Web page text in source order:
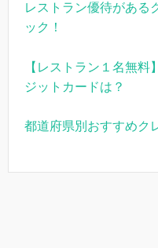
レストラン優待がある
ック！
【レストラン１名無
ジットカードは？
都道府県別おすすめク